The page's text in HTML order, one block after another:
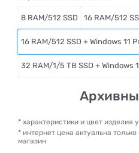
8 RAM/512 SSD 16 RAM/512
16 RAM/512 SSD + Windows 11
32 RAM/1/5 TB SSD + Windows
* характеристики и цвет изделия
* интернет цена актуальна
магазин